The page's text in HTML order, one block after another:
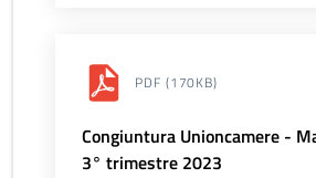
PDF (170KB)
Congiuntura Unioncamere -
3° trimestre 2023